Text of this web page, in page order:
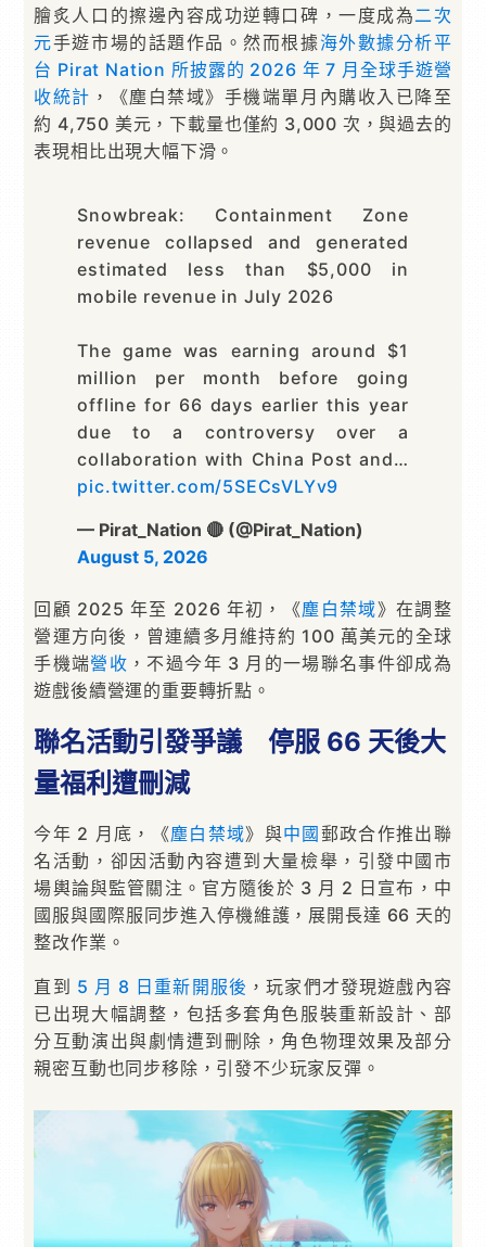
膾炙人口的擦邊內容成功逆轉口碑，一度成為二次
元手遊市場的話題作品。然而根據海外數據分析平
台 Pirat Nation 所披露的 2026 年 7 月全球手遊營
收統計 ，《塵白禁域》手機端單月內購收入已降至
約 4,750 美元，下載量也僅約 3,000 次，與過去的
表現相比出現大幅下滑。
Snowbreak: Containment Zone
revenue collapsed and generated
estimated less than $5,000 in
mobile revenue in July 2026
The game was earning around $1
million per month before going
offline for 66 days earlier this year
due to a controversy over a
collaboration with China Post and…
pic.twitter.com/5SECsVLYv9
— Pirat_Nation 🔴 (@Pirat_Nation)
August 5, 2026
回顧 2025 年至 2026 年初，《塵白禁域》在調整
營運方向後，曾連續多月維持約 100 萬美元的全球
手機端營收 ，不過今年 3 月的一場聯名事件卻成為
遊戲後續營運的重要轉折點。
聯名活動引發爭議 停服 66 天後大
量福利遭刪減
今年 2 月底，《塵白禁域》與中國 郵政合作推出聯
名活動，卻因活動內容遭到大量檢舉，引發中國市
場輿論與監管關注。官方隨後於 3 月 2 日宣布，中
國服與國際服同步進入停機維護，展開長達 66 天的
整改作業。
直到 5 月 8 日重新開服後 ，玩家們才發現遊戲內容
已出現大幅調整，包括多套角色服裝重新設計、部
分互動演出與劇情遭到刪除，角色物理效果及部分
親密互動也同步移除，引發不少玩家反彈。